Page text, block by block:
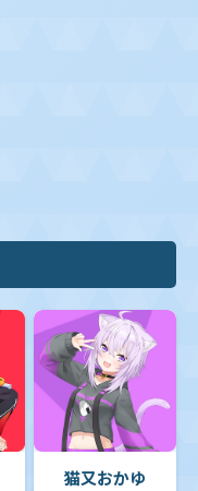
猫又おかゆ